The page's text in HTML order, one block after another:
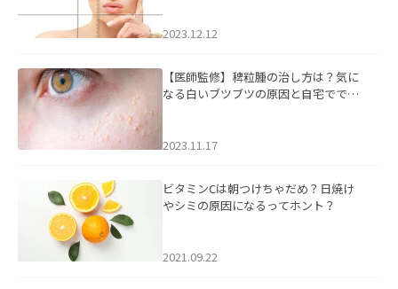
2023.12.12
【医師監修】稗粒腫の治し方は？気に
なる白いブツブツの原因と自宅ででき
2023.11.17
ビタミンCは朝つけちゃだめ？日焼け
やシミの原因になるってホント？
2021.09.22